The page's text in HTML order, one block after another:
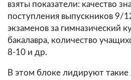
взяты показатели: качество
поступления выпускников 9/
экзаменов за гимназический
бакалавра, количество
8-10 и др.
В этом блоке лидируют такие